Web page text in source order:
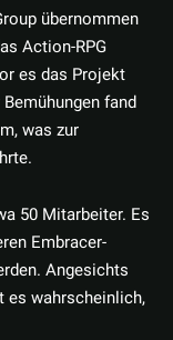
übernommen
Action-RPG
es das Projekt
fand
was zur
50 Mitarbeiter. Es
Embracer-
Angesichts
es wahrscheinlich,